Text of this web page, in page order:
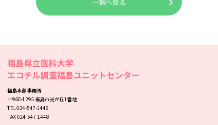
一覧へ戻る
福島県立医科大学
エコチル調査福島ユニットセンター
福島本部事務所
〒960-1295 福島市光が丘1番地
TEL 024-547-1449
FAX 024-547-1448